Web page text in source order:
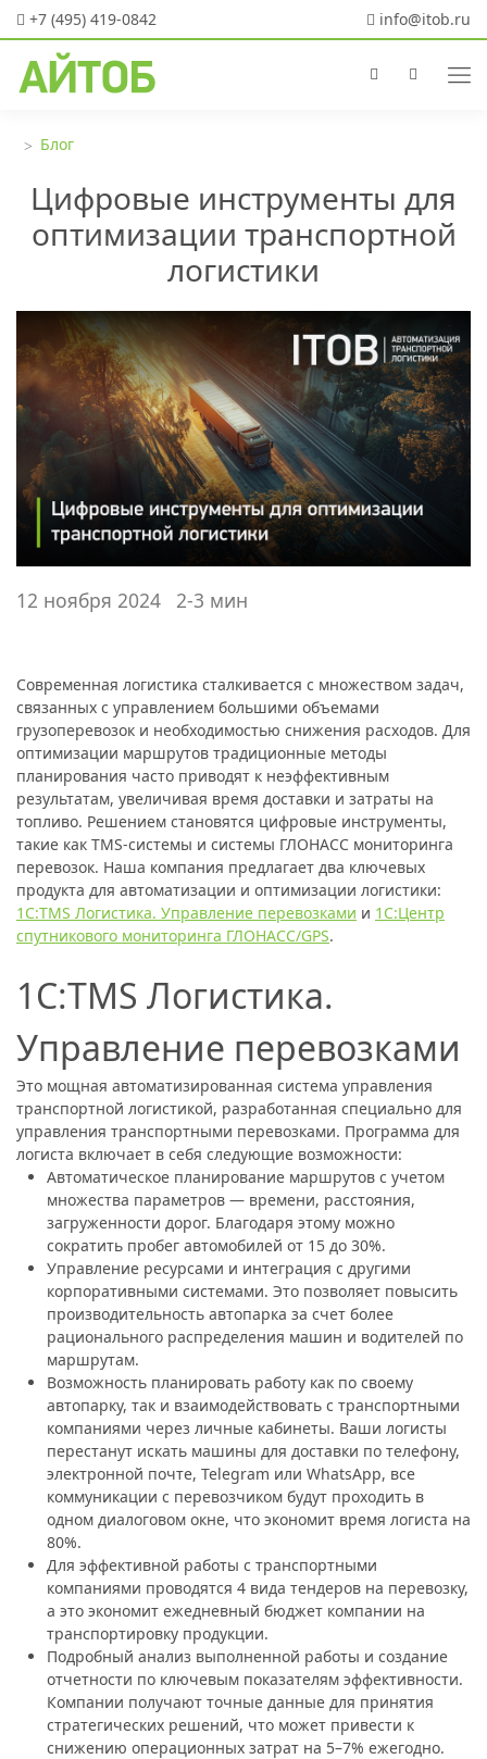
+7 (495) 419-0842 info@itob.ru
Блог
Цифровые инструменты для
оптимизации транспортной
логистики
12 ноября 2024 2-3 мин
Современная логистика сталкивается с множеством задач,
связанных с управлением большими объемами
грузоперевозок и необходимостью снижения расходов. Для
оптимизации маршрутов традиционные методы
планирования часто приводят к неэффективным
результатам, увеличивая время доставки и затраты на
топливо. Решением становятся цифровые инструменты,
такие как TMS-системы и системы ГЛОНАСС мониторинга
перевозок. Наша компания предлагает два ключевых
продукта для автоматизации и оптимизации логистики:
1С:TMS Логистика. Управление перевозками и 1С:Центр
спутникового мониторинга ГЛОНАСС/GPS.
1C:TMS Логистика.
Управление перевозками
Это мощная автоматизированная система управления
транспортной логистикой, разработанная специально для
управления транспортными перевозками. Программа для
логиста включает в себя следующие возможности:
Автоматическое планирование маршрутов с учетом
множества параметров — времени, расстояния,
загруженности дорог. Благодаря этому можно
сократить пробег автомобилей от 15 до 30%.
Управление ресурсами и интеграция с другими
корпоративными системами. Это позволяет повысить
производительность автопарка за счет более
рационального распределения машин и водителей по
маршрутам.
Возможность планировать работу как по своему
автопарку, так и взаимодействовать с транспортными
компаниями через личные кабинеты. Ваши логисты
перестанут искать машины для доставки по телефону,
электронной почте, Telegram или WhatsApp, все
коммуникации с перевозчиком будут проходить в
одном диалоговом окне, что экономит время логиста на
80%.
Для эффективной работы с транспортными
компаниями проводятся 4 вида тендеров на перевозку,
а это экономит ежедневный бюджет компании на
транспортировку продукции.
Подробный анализ выполненной работы и создание
отчетности по ключевым показателям эффективности.
Компании получают точные данные для принятия
стратегических решений, что может привести к
снижению операционных затрат на 5–7% ежегодно.